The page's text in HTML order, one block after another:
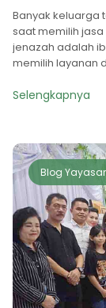
Banyak keluarga
saat memilih
jenazah adalah
memilih layanan
Selengkapnya
Blog